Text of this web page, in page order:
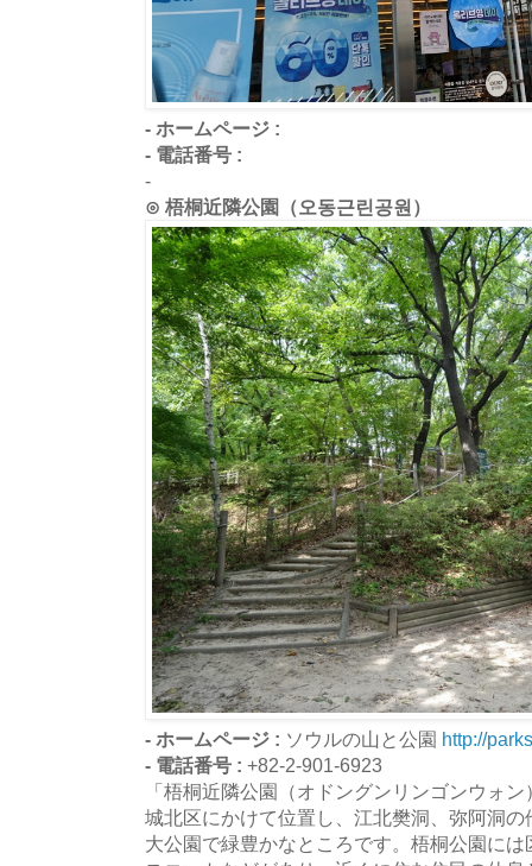
- ホームページ :
- 電話番号 :
-
⊙ 梧桐近隣公園（오동근린공원）
- ホームページ : ソウルの山と公園 http://
- 電話番号 : +82-2-901-6923
「梧桐近隣公園（オドングンリンゴンウォ
城北区にかけて位置し、江北樊洞、弥阿洞
大公園で緑豊かなところです。梧桐公園に